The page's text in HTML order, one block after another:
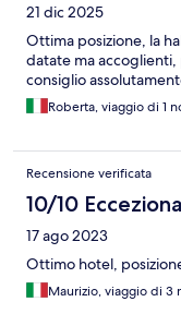
21 dic 2025
Ottima posizione, la
datate ma accoglienti,
consiglio
Roberta, viaggio di 1
Recensione verificata
10/10
17 ago 2023
Ottimo hotel,
Maurizio, viaggio di 3